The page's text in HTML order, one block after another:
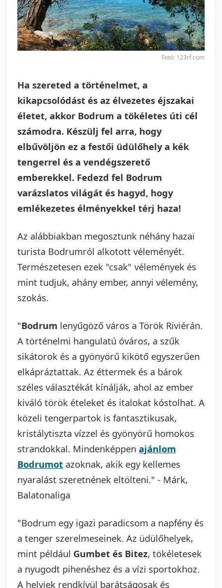
Fotó: 123rf.com
Ha szereted a történelmet, a
kikapcsolódást és az élvezetes éjszakai
életet, akkor Bodrum a tökéletes úti cél
számodra. Készülj fel arra, hogy
elbűvöljön ez a festői üdülőhely a kék
tengerrel és a vendégszerető
emberekkel. Fedezd fel Bodrum
varázslatos világát és hagyd, hogy
emlékezetes élményekkel térj haza!
Az alábbiakban megosztunk néhány hazai
turista Bodrumról alkotott véleményét.
Természetesen ezek "csak" vélemények és
mint tudjuk, ahány ember, annyi vélemény,
szokás.
"Bodrum lenyűgöző város a Török Riviérán.
A történelmi hangulatú óváros, a szűk
sikátorok és a gyönyörű kikötő egyszerűen
elkápráztattak. Az éttermek és a bárok
széles választékát kínálják, ahol az ember
kiváló török ételeket és italokat kóstolhat. A
közeli tengerpartok is fantasztikusak,
kristálytiszta vízzel és gyönyörű homokos
strandokkal. Mindenképpen ajánlom
Bodrumot azoknak, akik egy kellemes
nyaralást szeretnének eltölteni." - Márk,
Balatonaliga
"Bodrum egy igazi paradicsom a napfény és
a tenger szerelmeseinek. Az üdülőhelyek,
mint például Gumbet és Bitez, tökéletesek
a nyugodt pihenéshez és a vízi sportokhoz.
A helyiek rendkívül barátságosak és